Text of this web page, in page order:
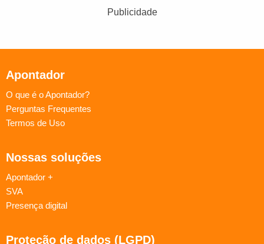
Publicidade
Apontador
O que é o Apontador?
Perguntas Frequentes
Termos de Uso
Nossas soluções
Apontador +
SVA
Presença digital
Proteção de dados (LGPD)